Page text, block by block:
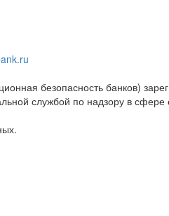
безопасность банков)
службой по надзору в